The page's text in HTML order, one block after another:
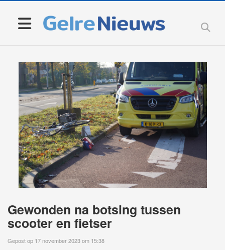
Gewonden na botsing tussen
scooter en fietser
Gepost op 17 november 2023 om 15:38